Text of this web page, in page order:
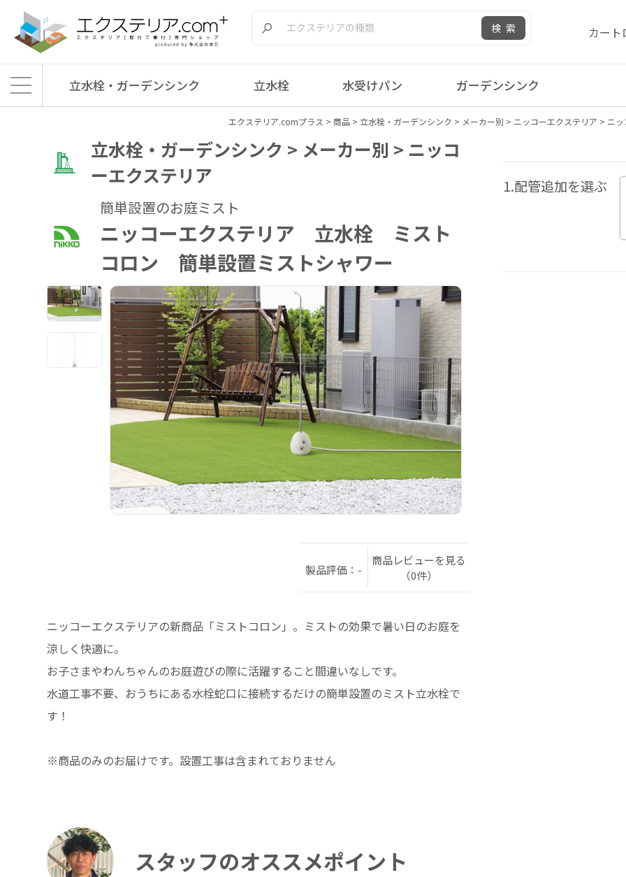
検索 カート
立水栓・ガーデンシンク 立水栓 水受けパン ガーデンシンク
エクステリア.comプラス > 商品> 立水栓・ガーデンシンク > メーカー別 > ニッコーエクステリア > ニ
立水栓・ガーデンシンク > メーカー別 > ニッコ
ーエクステリア
簡単設置のお庭ミスト
ニッコーエクステリア 立水栓 ミスト
コロン 簡単設置ミストシャワー
製品評価：-
商品レビューを見る
（0件）
ニッコーエクステリアの新商品「ミストコロン」。ミストの効果で暑い日のお庭を
涼しく快適に。
お子さまやわんちゃんのお庭遊びの際に活躍すること間違いなしです。
水道工事不要、おうちにある水栓蛇口に接続するだけの簡単設置のミスト立水栓で
す！
※商品のみのお届けです。設置工事は含まれておりません
1.配管追加を選ぶ
スタッフのオススメポイント